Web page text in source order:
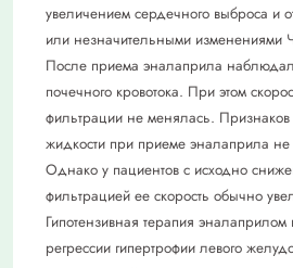
увеличением сердечного выброса и
или незначительными изменениями
После приема эналаприла
почечного кровотока. При этом
фильтрации не менялась.
жидкости при приеме эналаприла
Однако у пациентов с исходно
фильтрацией ее скорость обычно
Гипотензивная терапия эналаприлом
регрессии гипертрофии левого